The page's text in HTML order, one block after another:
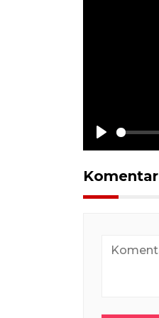
Play
Komentar